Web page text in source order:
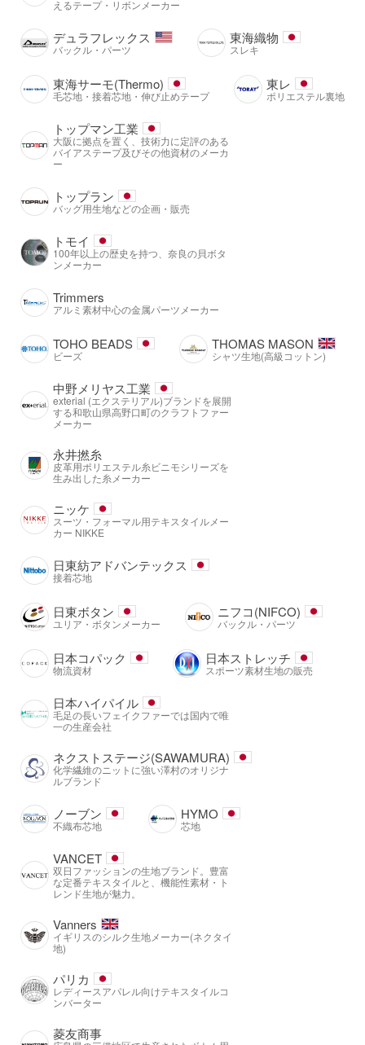
えるテープ・リボンメーカー
デュラフレックス
バックル・パーツ
東海織物
スレキ
東海サーモ(Thermo)
毛芯地・接着芯地・伸び止めテープ
東レ
ポリエステル裏地
トップマン工業
大阪に拠点を置く、技術力に定評のある
バイアステープ及びその他資材のメーカ
ー
トップラン
バッグ用生地などの企画・販売
トモイ
100年以上の歴史を持つ、奈良の貝ボタ
ンメーカー
Trimmers
アルミ素材中心の金属パーツメーカー
TOHO BEADS
ビーズ
THOMAS MASON
シャツ生地(高級コットン)
中野メリヤス工業
exterial (エクステリアル)ブランドを展開
する和歌山県高野口町のクラフトファー
メーカー
永井撚糸
皮革用ポリエステル糸ビニモシリーズを
生み出した糸メーカー
ニッケ
スーツ・フォーマル用テキスタイルメー
カー NIKKE
日東紡アドバンテックス
接着芯地
日東ボタン
ユリア・ボタンメーカー
ニフコ(NIFCO)
バックル・パーツ
日本コパック
物流資材
日本ストレッチ
スポーツ素材生地の販売
日本ハイパイル
毛足の長いフェイクファーでは国内で唯
一の生産会社
ネクストステージ(SAWAMURA)
化学繊維のニットに強い澤村のオリジナ
ルブランド
ノーブン
不織布芯地
HYMO
芯地
VANCET
双日ファッションの生地ブランド。豊富
な定番テキスタイルと、機能性素材・ト
レンド生地が魅力。
Vanners
イギリスのシルク生地メーカー(ネクタイ
地)
パリカ
レディースアパレル向けテキスタイルコ
ンバーター
菱友商事